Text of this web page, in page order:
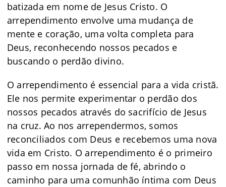
batizada em nome de Jesus Cristo. O
arrependimento envolve uma mudança de
mente e coração, uma volta completa para
Deus, reconhecendo nossos pecados e
buscando o perdão divino.
O arrependimento é essencial para a vida cristã.
Ele nos permite experimentar o perdão dos
nossos pecados através do sacrifício de Jesus
na cruz. Ao nos arrependermos, somos
reconciliados com Deus e recebemos uma nova
vida em Cristo. O arrependimento é o primeiro
passo em nossa jornada de fé, abrindo o
caminho para uma comunhão íntima com Deus